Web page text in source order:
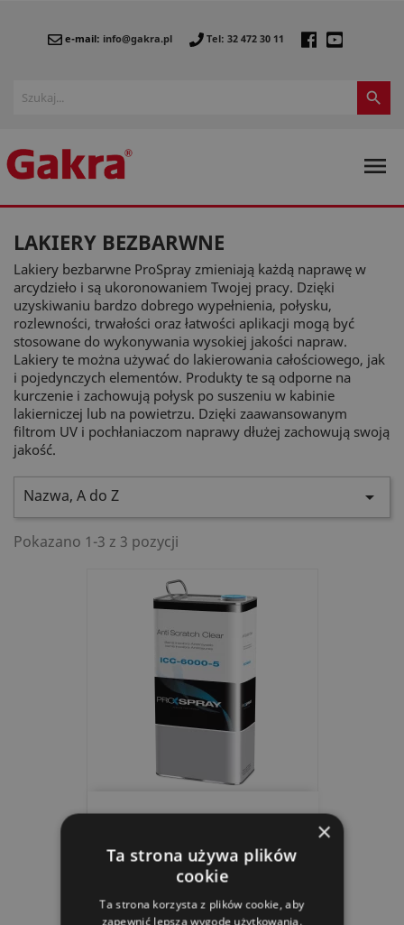
e-mail: info@gakra.pl Tel: 32 472 30 11


LAKIERY BEZBARWNE
Lakiery bezbarwne ProSpray zmieniają każdą naprawę w
arcydzieło i są ukoronowaniem Twojej pracy. Dzięki
uzyskiwaniu bardzo dobrego wypełnienia, połysku,
rozlewności, trwałości oraz łatwości aplikacji mogą być
stosowane do wykonywania wysokiej jakości napraw.
Lakiery te można używać do lakierowania całościowego, jak
i pojedynczych elementów. Produkty te są odporne na
kurczenie i zachowują połysk po suszeniu w kabinie
lakierniczej lub na powietrzu. Dzięki zaawansowanym
filtrom UV i pochłaniaczom naprawy dłużej zachowują swoją
jakość.
Nazwa, A do Z 
Pokazano 1-3 z 3 pozycji
×
Ta strona używa plików
cookie
Ta strona korzysta z plików cookie, aby
zapewnić lepszą wygodę użytkowania.